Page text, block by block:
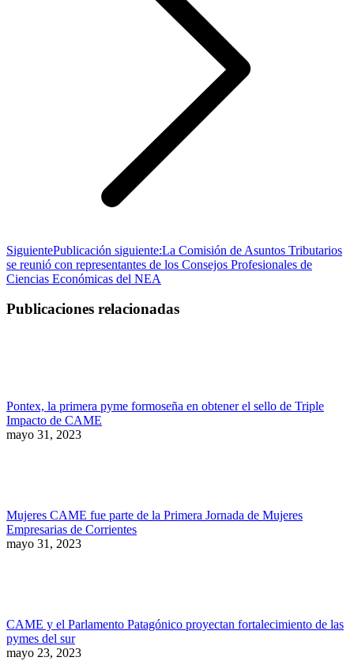
SiguientePublicación siguiente:La Comisión de Asuntos Tributarios
se reunió con representantes de los Consejos Profesionales de
Ciencias Económicas del NEA
Publicaciones relacionadas
Pontex, la primera pyme formoseña en obtener el sello de Triple
Impacto de CAME
mayo 31, 2023
Mujeres CAME fue parte de la Primera Jornada de Mujeres
Empresarias de Corrientes
mayo 31, 2023
CAME y el Parlamento Patagónico proyectan fortalecimiento de las
pymes del sur
mayo 23, 2023